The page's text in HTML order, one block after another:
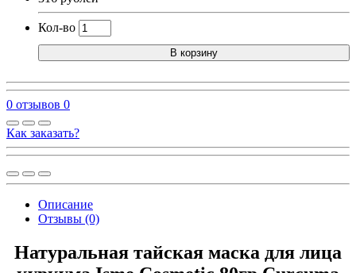
Кол-во
В корзину
0 отзывов 0
Как заказать?
Описание
Отзывы (0)
Натуральная тайская маска для лица